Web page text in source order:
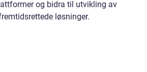
og bidra til utvikling av
løsninger.